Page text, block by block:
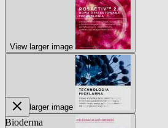
View larger image
View larger image
Bioderma